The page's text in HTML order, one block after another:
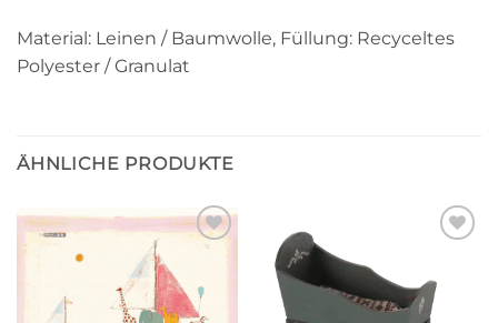
Material: Leinen / Baumwolle, Füllung: Recyceltes
Polyester / Granulat
ÄHNLICHE PRODUKTE
Wunschliste